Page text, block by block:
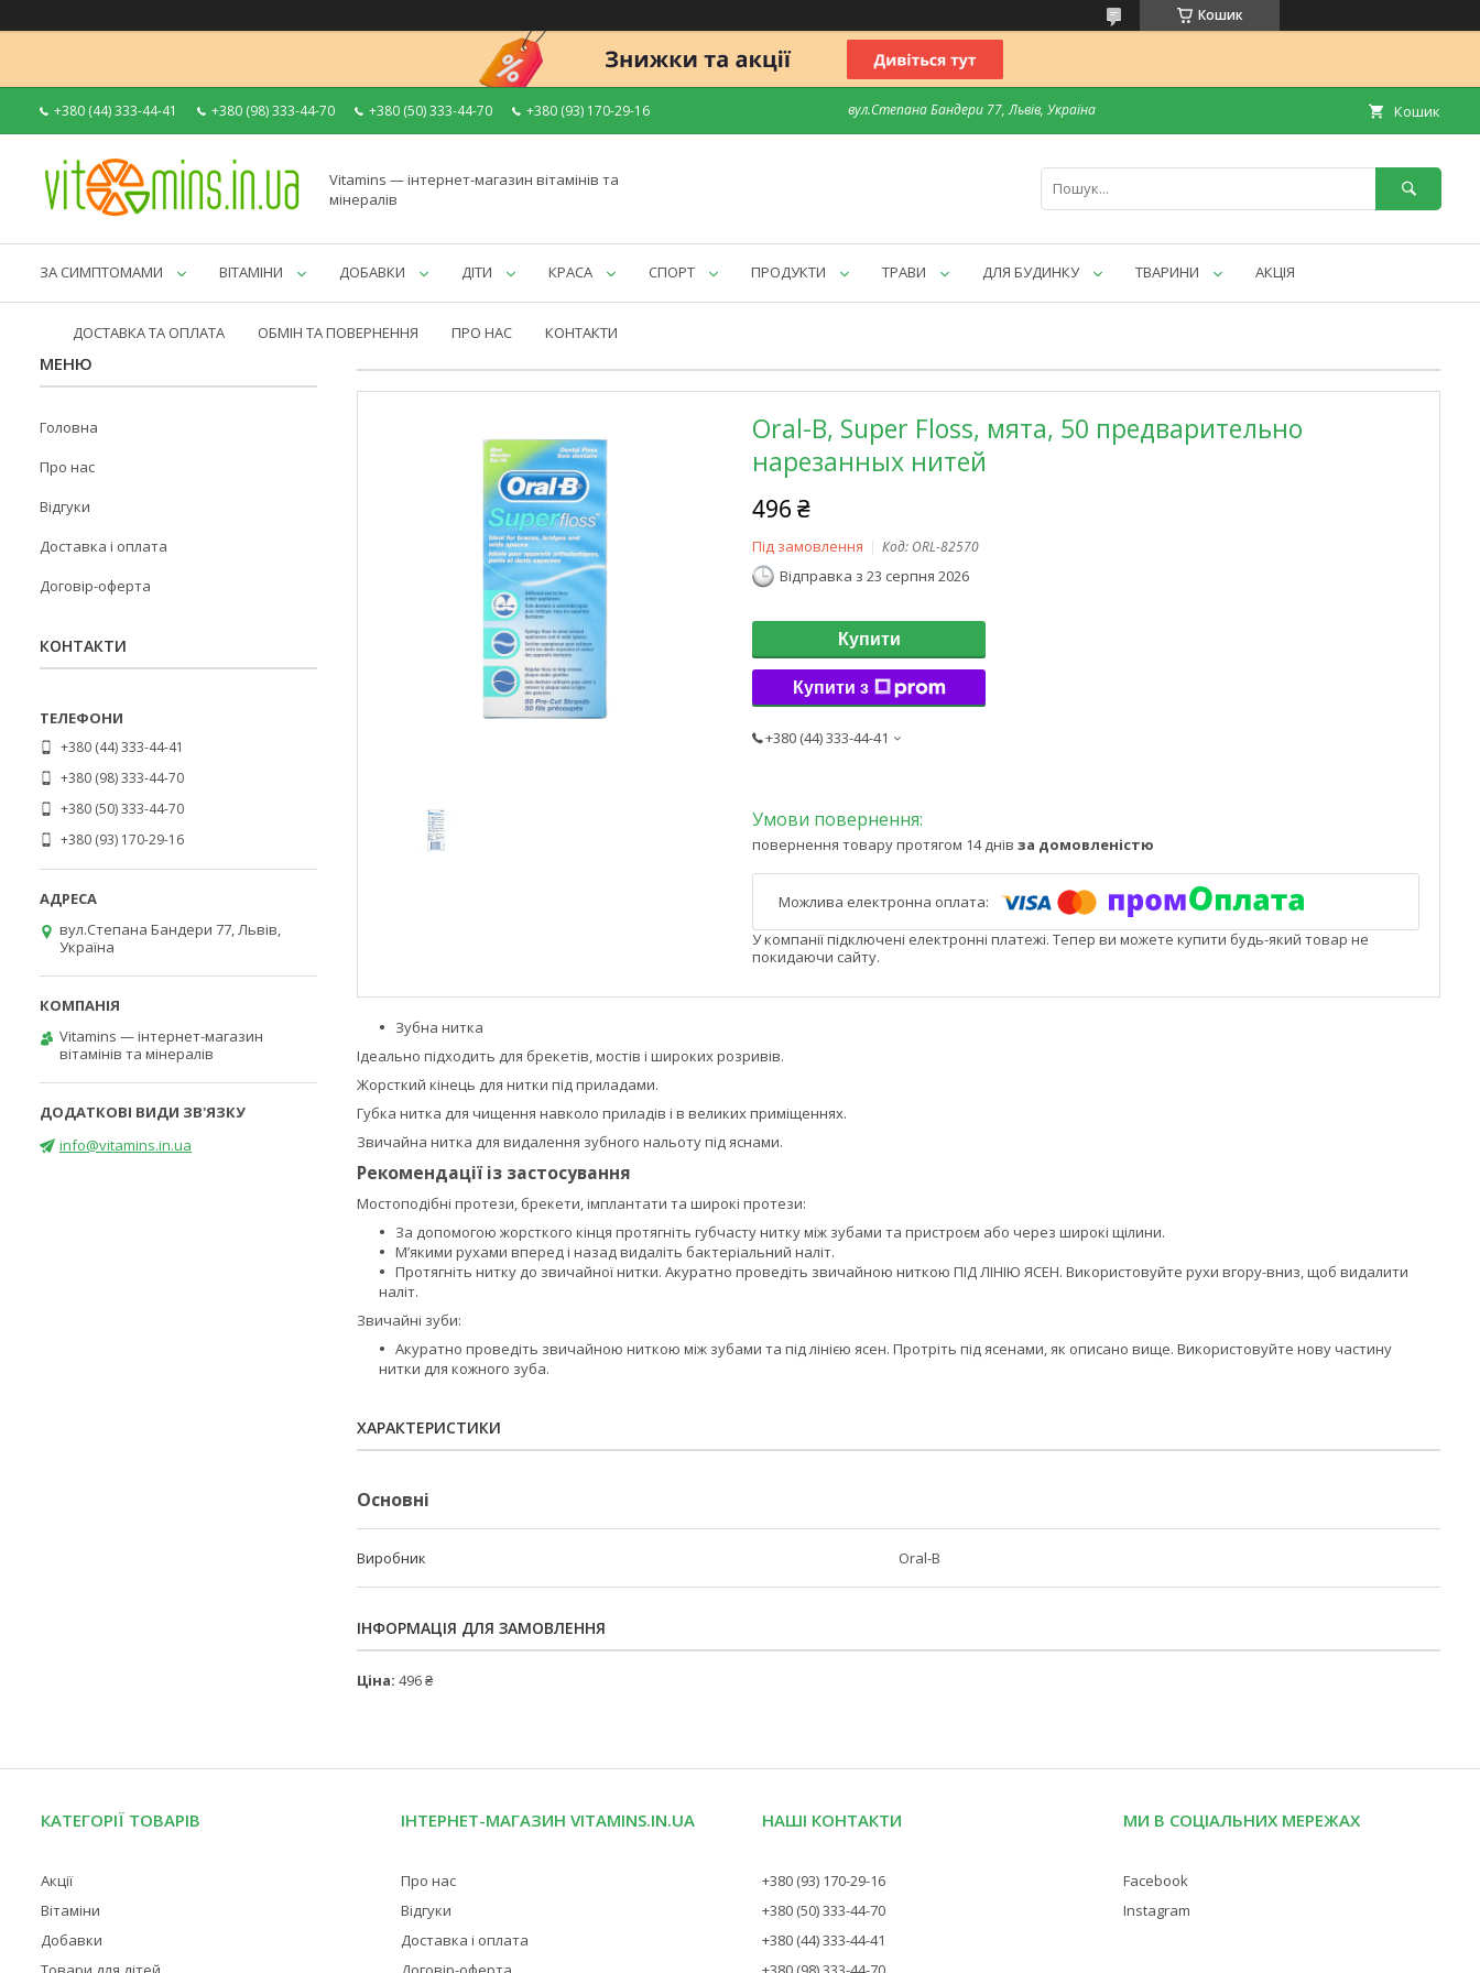
Кошик
+380 (44) 333-44-41 +380 (98) 333-44-70 +380 (50) 333-44-70 +380 (93) 170-29-16 вул.Степана Бандери 77, Львів, Україна Кошик
Vitamins — інтернет-магазин вітамінів та
мінералів
ЗА СИМПТОМАМИ ВІТАМІНИ ДОБАВКИ ДІТИ КРАСА СПОРТ ПРОДУКТИ ТРАВИ ДЛЯ БУДИНКУ ТВАРИНИ АКЦІЯ
ДОСТАВКА ТА ОПЛАТА ОБМІН ТА ПОВЕРНЕННЯ ПРО НАС КОНТАКТИ
Oral-B, Super Floss, мята, 50 предварительно
нарезанных нитей
496 ₴
Під замовлення Код: ORL-82570
Відправка з 23 серпня 2026
Купити
Купити з
+380 (44) 333-44-41
повернення товару протягом 14 днів за домовленістю
У компанії підключені електронні платежі. Тепер ви можете купити будь-який товар не
покидаючи сайту.
Зубна нитка
Ідеально підходить для брекетів, мостів і широких розривів.
Жорсткий кінець для нитки під приладами.
Губка нитка для чищення навколо приладів і в великих приміщеннях.
Звичайна нитка для видалення зубного нальоту під яснами.
Рекомендації із застосування
Мостоподібні протези, брекети, імплантати та широкі протези:
За допомогою жорсткого кінця протягніть губчасту нитку між зубами та пристроєм або через широкі щілини.
М’якими рухами вперед і назад видаліть бактеріальний наліт.
Протягніть нитку до звичайної нитки. Акуратно проведіть звичайною ниткою ПІД ЛІНІЮ ЯСЕН. Використовуйте рухи вгору-вниз, щоб видалити
наліт.
Звичайні зуби:
Акуратно проведіть звичайною ниткою між зубами та під лінією ясен. Протріть під ясенами, як описано вище. Використовуйте нову частину
нитки для кожного зуба.
ХАРАКТЕРИСТИКИ
Основні
Виробник Oral-B
ІНФОРМАЦІЯ ДЛЯ ЗАМОВЛЕННЯ
Ціна: 496 ₴
Головна
Про нас
Відгуки
Доставка і оплата
Договір-оферта
КОНТАКТИ
+380 (44) 333-44-41
+380 (98) 333-44-70
+380 (50) 333-44-70
+380 (93) 170-29-16
вул.Степана Бандери 77, Львів,
Україна
Vitamins — інтернет-магазин
вітамінів та мінералів
info@vitamins.in.ua
КАТЕГОРІЇ ТОВАРІВ
Акції
Вітаміни
Добавки
ІНТЕРНЕТ-МАГАЗИН VITAMINS.IN.UA
Про нас
Відгуки
Доставка і оплата
НАШІ КОНТАКТИ
+380 (93) 170-29-16
+380 (50) 333-44-70
+380 (44) 333-44-41
МИ В СОЦІАЛЬНИХ МЕРЕЖАХ
Facebook
Instagram